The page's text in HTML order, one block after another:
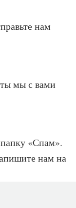
нам
мы с вами
«Спам».
нам на